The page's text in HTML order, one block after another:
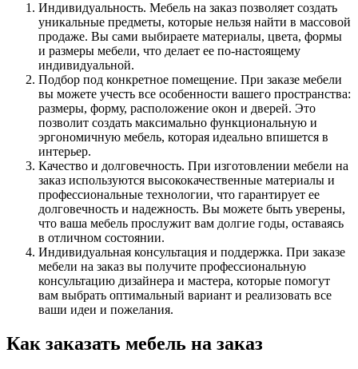
Индивидуальность. Мебель на заказ позволяет создать
уникальные предметы, которые нельзя найти в массовой
продаже. Вы сами выбираете материалы, цвета, формы
и размеры мебели, что делает ее по-настоящему
индивидуальной.
Подбор под конкретное помещение. При заказе мебели
вы можете учесть все особенности вашего пространства:
размеры, форму, расположение окон и дверей. Это
позволит создать максимально функциональную и
эргономичную мебель, которая идеально впишется в
интерьер.
Качество и долговечность. При изготовлении мебели на
заказ используются высококачественные материалы и
профессиональные технологии, что гарантирует ее
долговечность и надежность. Вы можете быть уверены,
что ваша мебель прослужит вам долгие годы, оставаясь
в отличном состоянии.
Индивидуальная консультация и поддержка. При заказе
мебели на заказ вы получите профессиональную
консультацию дизайнера и мастера, которые помогут
вам выбрать оптимальный вариант и реализовать все
ваши идеи и пожелания.
Как заказать мебель на заказ